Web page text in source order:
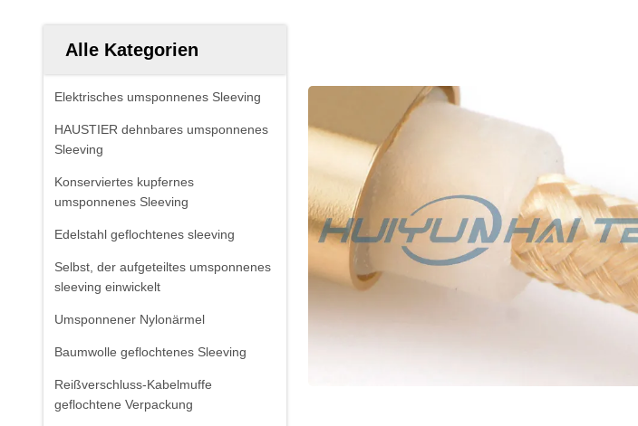
Alle Kategorien
Elektrisches umsponnenes Sleeving
HAUSTIER dehnbares umsponnenes
Sleeving
Konserviertes kupfernes
umsponnenes Sleeving
Edelstahl geflochtenes sleeving
Selbst, der aufgeteiltes umsponnenes
sleeving einwickelt
Umsponnener Nylonärmel
Baumwolle geflochtenes Sleeving
Reißverschluss-Kabelmuffe
geflochtene Verpackung